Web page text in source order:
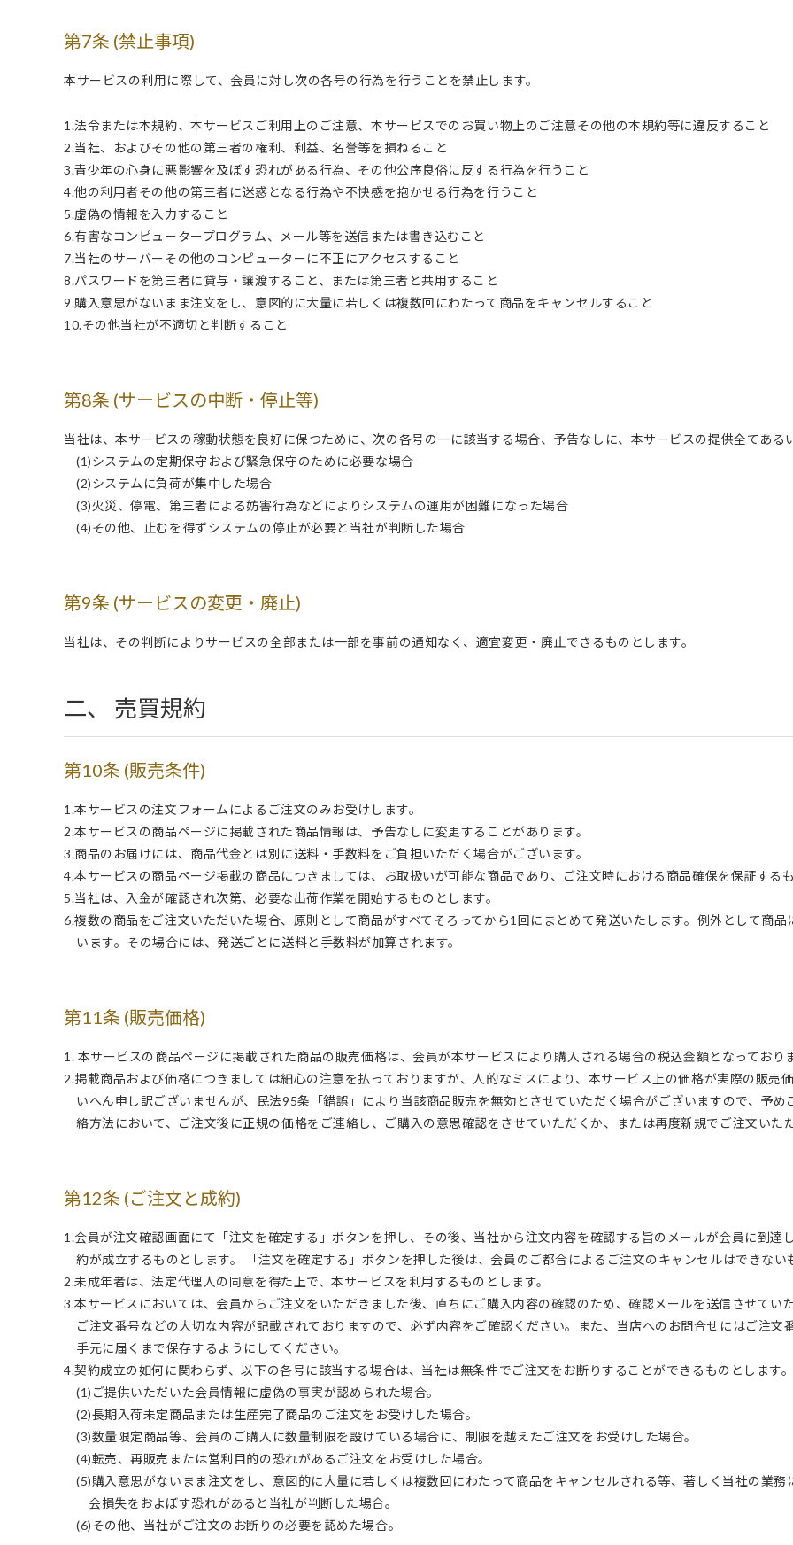
第7条 (禁止事項)
本サービスの利用に際して、会員に対し次の各号の行為を行うことを禁止します。
1.法令または本規約、本サービスご利用上のご注意、本サービスでのお買い物上のご注意その他の本規約等に違反すること
2.当社、およびその他の第三者の権利、利益、名誉等を損ねること
3.青少年の心身に悪影響を及ぼす恐れがある行為、その他公序良俗に反する行為を行うこと
4.他の利用者その他の第三者に迷惑となる行為や不快感を抱かせる行為を行うこと
5.虚偽の情報を入力すること
6.有害なコンピュータープログラム、メール等を送信または書き込むこと
7.当社のサーバーその他のコンピューターに不正にアクセスすること
8.パスワードを第三者に貸与・譲渡すること、または第三者と共用すること
9.購入意思がないまま注文をし、意図的に大量に若しくは複数回にわたって商品をキャンセルすること
10.その他当社が不適切と判断すること
第8条 (サービスの中断・停止等)
当社は、本サービスの稼動状態を良好に保つために、次の各号の一に該当する場合、予告なしに、本サービスの提供全てある
(1)システムの定期保守および緊急保守のために必要な場合
(2)システムに負荷が集中した場合
(3)火災、停電、第三者による妨害行為などによりシステムの運用が困難になった場合
(4)その他、止むを得ずシステムの停止が必要と当社が判断した場合
第9条 (サービスの変更・廃止)
当社は、その判断によりサービスの全部または一部を事前の通知なく、適宜変更・廃止できるものとします。
二、 売買規約
第10条 (販売条件)
1.本サービスの注文フォームによるご注文のみお受けします。
2.本サービスの商品ページに掲載された商品情報は、予告なしに変更することがあります。
3.商品のお届けには、商品代金とは別に送料・手数料をご負担いただく場合がございます。
4.本サービスの商品ページ掲載の商品につきましては、お取扱いが可能な商品であり、ご注文時における商品確保を保証する
5.当社は、入金が確認され次第、必要な出荷作業を開始するものとします。
6.複数の商品をご注文いただいた場合、原則として商品がすべてそろってから1回にまとめて発送いたします。例外として商
います。その場合には、発送ごとに送料と手数料が加算されます。
第11条 (販売価格)
1. 本サービスの商品ページに掲載された商品の販売価格は、会員が本サービスにより購入される場合の税込金額となっており
2.掲載商品および価格につきましては細心の注意を払っておりますが、人的なミスにより、本サービス上の価格が実際の販売
いへん申し訳ございませんが、民法95条「錯誤」により当該商品販売を無効とさせていただく場合がございますので、予
絡方法において、ご注文後に正規の価格をご連絡し、ご購入の意思確認をさせていただくか、または再度新規でご注文いた
第12条 (ご注文と成約)
1.会員が注文確認画面にて「注文を確定する」ボタンを押し、その後、当社から注文内容を確認する旨のメールが会員に到達
約が成立するものとします。 「注文を確定する」ボタンを押した後は、会員のご都合によるご注文のキャンセルはできない
2.未成年者は、法定代理人の同意を得た上で、本サービスを利用するものとします。
3.本サービスにおいては、会員からご注文をいただきました後、直ちにご購入内容の確認のため、確認メールを送信させてい
ご注文番号などの大切な内容が記載されておりますので、必ず内容をご確認ください。また、当店へのお問合せにはご注
手元に届くまで保存するようにしてください。
4.契約成立の如何に関わらず、以下の各号に該当する場合は、当社は無条件でご注文をお断りすることができるものとします。
(1)ご提供いただいた会員情報に虚偽の事実が認められた場合。
(2)長期入荷未定商品または生産完了商品のご注文をお受けした場合。
(3)数量限定商品等、会員のご購入に数量制限を設けている場合に、制限を越えたご注文をお受けした場合。
(4)転売、再販売または営利目的の恐れがあるご注文をお受けした場合。
(5)購入意思がないまま注文をし、意図的に大量に若しくは複数回にわたって商品をキャンセルされる等、著しく当社の業
会損失をおよぼす恐れがあると当社が判断した場合。
(6)その他、当社がご注文のお断りの必要を認めた場合。